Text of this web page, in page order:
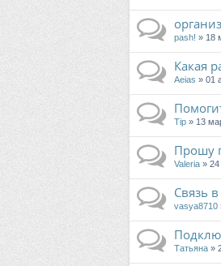
pash! » 18
Какая
Aeias » 01
Tip » 13
Прошу
Valeria » 24
Связь
vasya8710
Татьяна »